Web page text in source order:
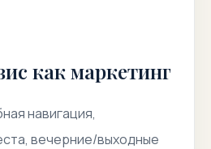
как маркетинг
навигация,
вечерние/выходные